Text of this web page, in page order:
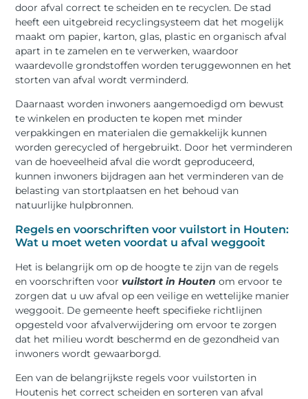
door afval correct te scheiden en te recyclen. De stad
heeft een uitgebreid recyclingsysteem dat het mogelijk
maakt om papier, karton, glas, plastic en organisch afval
apart in te zamelen en te verwerken, waardoor
waardevolle grondstoffen worden teruggewonnen en het
storten van afval wordt verminderd.
Daarnaast worden inwoners aangemoedigd om bewust
te winkelen en producten te kopen met minder
verpakkingen en materialen die gemakkelijk kunnen
worden gerecycled of hergebruikt. Door het verminderen
van de hoeveelheid afval die wordt geproduceerd,
kunnen inwoners bijdragen aan het verminderen van de
belasting van stortplaatsen en het behoud van
natuurlijke hulpbronnen.
Regels en voorschriften voor vuilstort in Houten:
Wat u moet weten voordat u afval weggooit
Het is belangrijk om op de hoogte te zijn van de regels
en voorschriften voorvuilstort in Houten om ervoor te
zorgen dat u uw afval op een veilige en wettelijke manier
weggooit. De gemeente heeft specifieke richtlijnen
opgesteld voor afvalverwijdering om ervoor te zorgen
dat het milieu wordt beschermd en de gezondheid van
inwoners wordt gewaarborgd.
Een van de belangrijkste regels voor vuilstorten in
Houtenis het correct scheiden en sorteren van afval